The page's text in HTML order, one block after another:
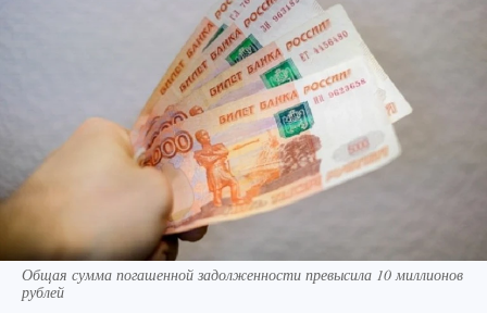
Общая сумма погашенной задолженности превысила 10 миллионов
рублей